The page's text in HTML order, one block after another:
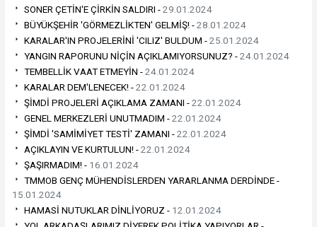
SONER ÇETİN'E ÇİRKİN SALDIRI -29.01.2024
BÜYÜKŞEHİR 'GÖRMEZLİKTEN' GELMİŞ! -28.01.2024
KARALAR'IN PROJELERİNİ 'CILIZ' BULDUM -25.01.2024
YANGIN RAPORUNU NİÇİN AÇIKLAMIYORSUNUZ? -24.01.2024
TEMBELLİK VAAT ETMEYİN -24.01.2024
KARALAR DEM'LENECEK! -22.01.2024
ŞİMDİ PROJELERİ AÇIKLAMA ZAMANI -22.01.2024
GENEL MERKEZLERİ UNUTMADIM -22.01.2024
ŞİMDİ 'SAMİMİYET TESTİ' ZAMANI -22.01.2024
AÇIKLAYIN VE KURTULUN! -22.01.2024
ŞAŞIRMADIM! - 16.01.2024
TMMOB GENÇ MÜHENDİSLERDEN YARARLANMA DERDİNDE -
15.01.2024
HAMASİ NUTUKLAR DİNLİYORUZ - 12.01.2024